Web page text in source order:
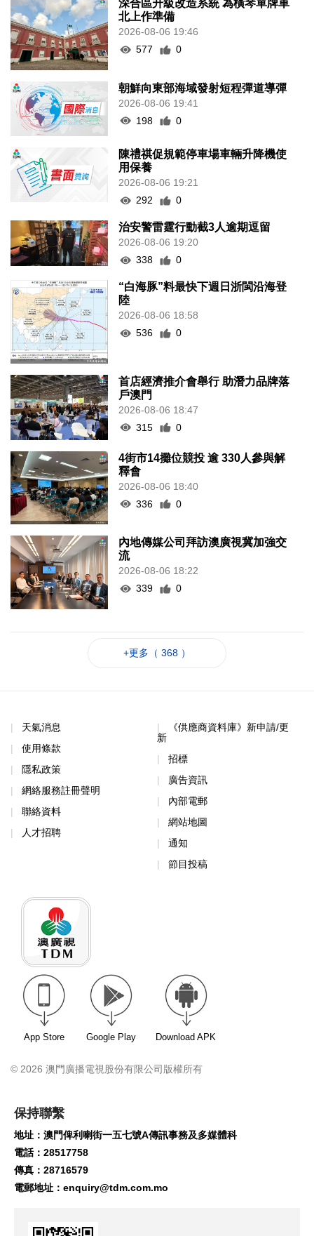
深合區升級改造系統 為橫琴單牌車
北上作準備
2026-08-06 19:46
577
0
朝鮮向東部海域發射短程彈道導彈
2026-08-06 19:41
198
0
陳禮祺促規範停車場車輛升降機使
用保養
2026-08-06 19:21
292
0
治安警雷霆行動截3人逾期逗留
2026-08-06 19:20
338
0
“白海豚”料最快下週日浙閩沿海登
陸
2026-08-06 18:58
536
0
首店經濟推介會舉行 助潛力品牌落
戶澳門
2026-08-06 18:47
315
0
4街市14攤位競投 逾 330人參與解
釋會
2026-08-06 18:40
336
0
內地傳媒公司拜訪澳廣視冀加強交
流
2026-08-06 18:22
339
0
+更多（ 368 ）
天氣消息
使用條款
隱私政策
網絡服務註冊聲明
聯絡資料
人才招聘
《供應商資料庫》新申請/更
新
招標
廣告資訊
內部電郵
網站地圖
通知
節目投稿
App Store Google Play Download APK
© 2026 澳門廣播電視股份有限公司版權所有
保持聯繫
地址：澳門俾利喇街一五七號A傳訊事務及多媒體科
電話：28517758
傳真：28716579
電郵地址： enquiry@tdm.com.mo